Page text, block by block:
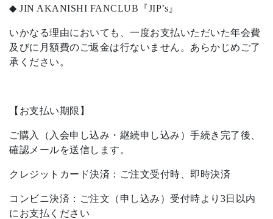
◆ JIN AKANISHI FANCLUB『JIP’s』
いかなる理由においても、一度お支払いただいた年会費
及びに月額費のご返金は行ないません。あらかじめご了
承ください。
【お支払い期限】
ご購入（入会申し込み・継続申し込み）手続き完了後、
確認メールを送信します。
クレジットカード決済：ご注文受付時、即時決済
コンビニ決済：ご注文（申し込み）受付時より3日以内
にお支払ください